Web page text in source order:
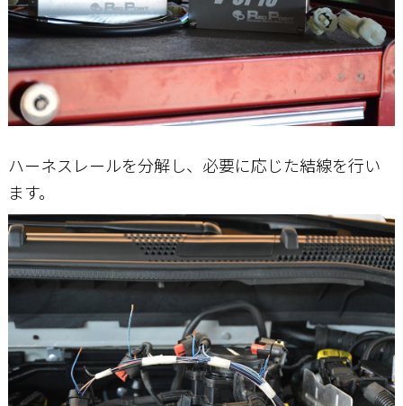
ハーネスレールを分解し、必要に応じた結線を行い
ます。